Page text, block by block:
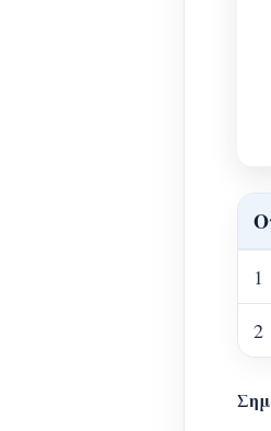
1
2